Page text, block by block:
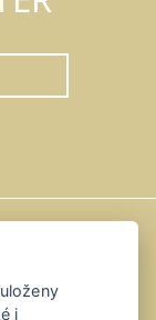
Vodochody
i